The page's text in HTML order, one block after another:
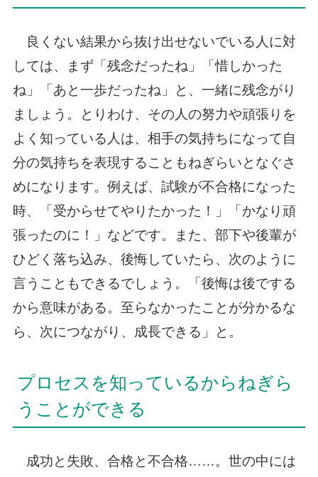
良くない結果から抜け出せないでいる人に対
しては、まず「残念だったね」「惜しかった
ね」「あと一歩だったね」と、一緒に残念がり
ましょう。とりわけ、その人の努力や頑張りを
よく知っている人は、相手の気持ちになって自
分の気持ちを表現することもねぎらいとなぐさ
めになります。例えば、試験が不合格になった
時、「受からせてやりたかった！」「かなり頑
張ったのに！」などです。また、部下や後輩が
ひどく落ち込み、後悔していたら、次のように
言うこともできるでしょう。「後悔は後でする
から意味がある。至らなかったことが分かるな
ら、次につながり、成長できる」と。
プロセスを知っているからねぎら
うことができる
成功と失敗、合格と不合格……。世の中には